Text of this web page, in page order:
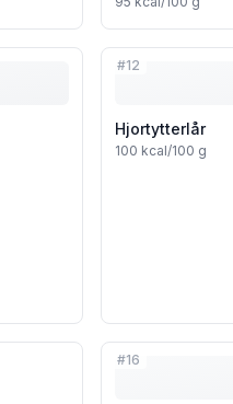
#12
Hjortytterlår
100 kcal/100 g
#16